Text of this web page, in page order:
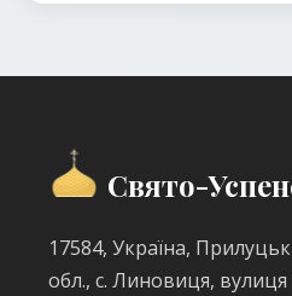
Свято-
17584, Україна,
обл., с. Линовиця,